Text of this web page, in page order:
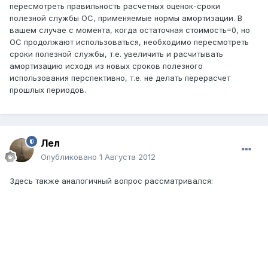
пересмотреть правильность расчетных оценок-сроки
полезной службы ОС, применяемые нормы амортизации. В
вашем случае с момента, когда остаточная стоимость=0, но
ОС продолжают использоваться, необходимо пересмотреть
сроки полезной службы, т.е. увеличить и расчитывать
амортизацию исходя из новых сроков полезного
использования перспективно, т.е. не делать перерасчет
прошлых периодов.
Лел
Опубликовано 1 Августа 2012
Здесь также аналогичный вопрос рассматривался: